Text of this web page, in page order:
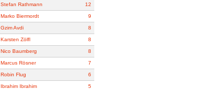
Stefan Rathmann 12
Marko Biermordt 9
Gzim Avdi 8
Karsten Zölfl 8
Nico Baumberg 8
Marcus Rösner 7
Robin Flug 6
Ibrahim Ibrahim 5